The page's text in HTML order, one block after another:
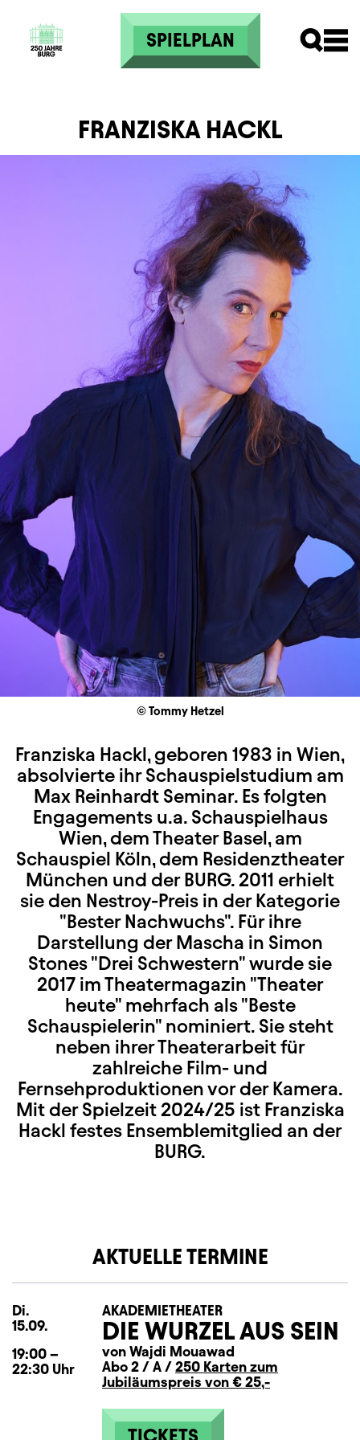
Direkt zum Inhalt
SPIELPLAN
FRANZISKA HACKL
© Tommy Hetzel
Franziska Hackl, geboren 1983 in Wien,
absolvierte ihr Schauspielstudium am
Max Reinhardt Seminar. Es folgten
Engagements u.a. Schauspielhaus
Wien, dem Theater Basel, am
Schauspiel Köln, dem Residenztheater
München und der BURG. 2011 erhielt
sie den Nestroy-Preis in der Kategorie
"Bester Nachwuchs". Für ihre
Darstellung der Mascha in Simon
Stones "Drei Schwestern" wurde sie
2017 im Theatermagazin "Theater
heute" mehrfach als "Beste
Schauspielerin" nominiert. Sie steht
neben ihrer Theaterarbeit für
zahlreiche Film- und
Fernsehproduktionen vor der Kamera.
Mit der Spielzeit 2024/25 ist Franziska
Hackl festes Ensemblemitglied an der
BURG.
AKTUELLE TERMINE
Di.
15.09.
19:00 –
22:30 Uhr
AKADEMIETHEATER
DIE WURZEL AUS SEIN
von Wajdi Mouawad
Abo 2 / A / 250 Karten zum
Jubiläumspreis von € 25,-